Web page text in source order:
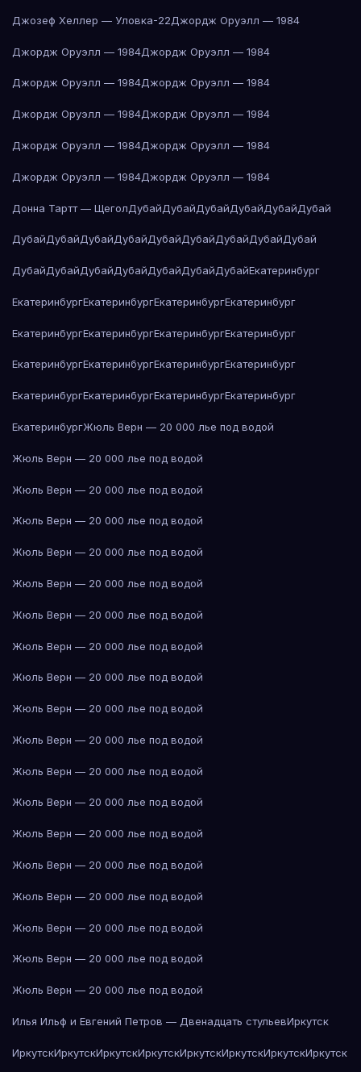
Джозеф Хеллер — Уловка-22Джордж Оруэлл — 1984
Джордж Оруэлл — 1984Джордж Оруэлл — 1984
Джордж Оруэлл — 1984Джордж Оруэлл — 1984
Джордж Оруэлл — 1984Джордж Оруэлл — 1984
Джордж Оруэлл — 1984Джордж Оруэлл — 1984
Джордж Оруэлл — 1984Джордж Оруэлл — 1984
Донна Тартт — ЩеголДубайДубайДубайДубайДубайДубай
ДубайДубайДубайДубайДубайДубайДубайДубайДубай
ДубайДубайДубайДубайДубайДубайДубайЕкатеринбург
ЕкатеринбургЕкатеринбургЕкатеринбургЕкатеринбург
ЕкатеринбургЕкатеринбургЕкатеринбургЕкатеринбург
ЕкатеринбургЕкатеринбургЕкатеринбургЕкатеринбург
ЕкатеринбургЕкатеринбургЕкатеринбургЕкатеринбург
ЕкатеринбургЖюль Верн — 20 000 лье под водой
Жюль Верн — 20 000 лье под водой
Жюль Верн — 20 000 лье под водой
Жюль Верн — 20 000 лье под водой
Жюль Верн — 20 000 лье под водой
Жюль Верн — 20 000 лье под водой
Жюль Верн — 20 000 лье под водой
Жюль Верн — 20 000 лье под водой
Жюль Верн — 20 000 лье под водой
Жюль Верн — 20 000 лье под водой
Жюль Верн — 20 000 лье под водой
Жюль Верн — 20 000 лье под водой
Жюль Верн — 20 000 лье под водой
Жюль Верн — 20 000 лье под водой
Жюль Верн — 20 000 лье под водой
Жюль Верн — 20 000 лье под водой
Жюль Верн — 20 000 лье под водой
Жюль Верн — 20 000 лье под водой
Жюль Верн — 20 000 лье под водой
Илья Ильф и Евгений Петров — Двенадцать стульевИркутск
ИркутскИркутскИркутскИркутскИркутскИркутскИркутскИркутск